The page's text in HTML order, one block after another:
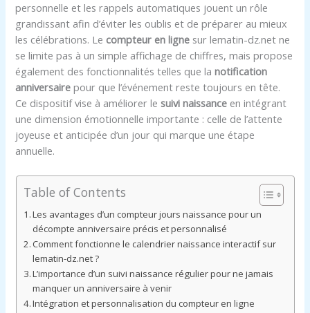
personnelle et les rappels automatiques jouent un rôle
grandissant afin d’éviter les oublis et de préparer au mieux
les célébrations. Le compteur en ligne sur lematin-dz.net ne
se limite pas à un simple affichage de chiffres, mais propose
également des fonctionnalités telles que lanotification
anniversaire pour que l’événement reste toujours en tête.
Ce dispositif vise à améliorer lesuivi naissance en intégrant
une dimension émotionnelle importante : celle de l’attente
joyeuse et anticipée d’un jour qui marque une étape
annuelle.
Table of Contents
Les avantages d’un compteur jours naissance pour un
décompte anniversaire précis et personnalisé
Comment fonctionne le calendrier naissance interactif sur
lematin-dz.net ?
L’importance d’un suivi naissance régulier pour ne jamais
manquer un anniversaire à venir
Intégration et personnalisation du compteur en ligne